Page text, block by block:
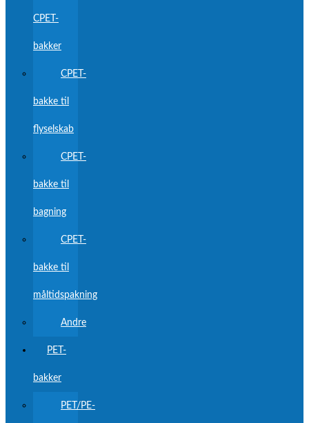
CPET-
bakker
CPET-
bakke til
flyselskab
CPET-
bakke til
bagning
CPET-
bakke til
måltidspakning
Andre
PET-
bakker
PET/PE-